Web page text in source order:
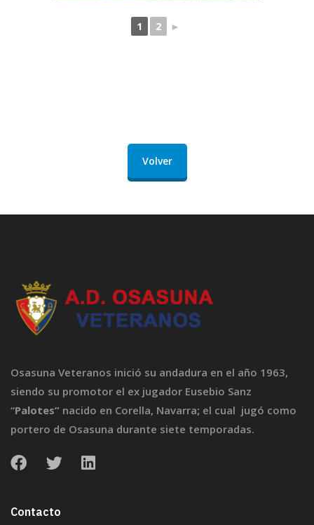
1 2 ►
Volver
Osasuna Veteranos inició su andadura en el año 1963,
siendo su promotor el ex jugador Eusebio Sanz
“Palotes” nacido en Corella, Navarra; el cual jugó como
portero de Osasuna durante siete temporadas.
Contacto